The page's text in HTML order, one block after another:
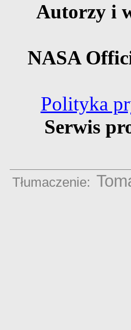
Autorzy i
NASA
Polityka
Serwis
Tłumaczenie: